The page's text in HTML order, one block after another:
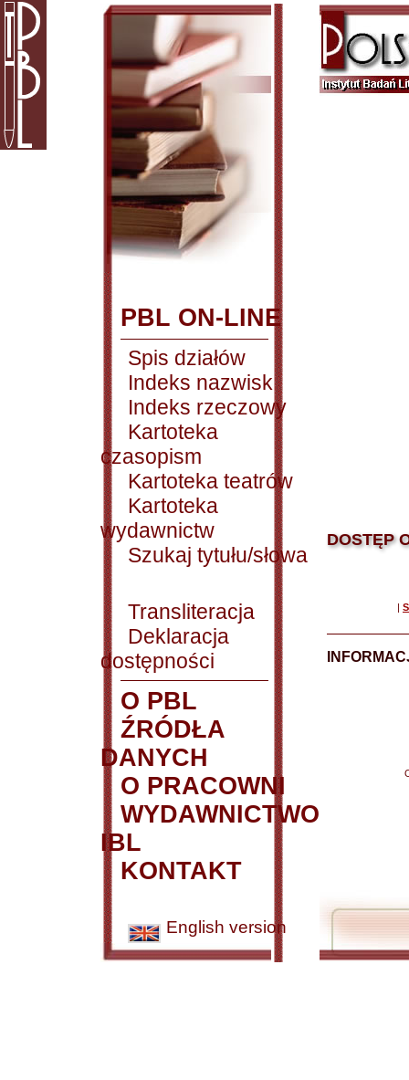
PBL ON-LINE
Spis działów
Indeks nazwisk
Indeks rzeczowy
Kartoteka
czasopism
Kartoteka teatrów
Kartoteka
wydawnictw
Szukaj tytułu/słowa
Transliteracja
Deklaracja
dostępności
O PBL
ŹRÓDŁA
DANYCH
O PRACOWNI
WYDAWNICTWO
IBL
KONTAKT
English version
DOSTĘP
|